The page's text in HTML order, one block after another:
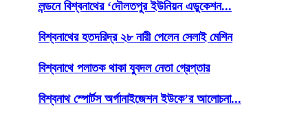
লন্ডনে বিশ্বনাথের ‘দৌলতপুর ইউনিয়ন এডুকেশন...
বিশ্বনাথের হতদরিদ্র ২৮ নারী পেলেন সেলাই মেশিন
বিশ্বনাথে পলাতক থাকা যুবদল নেতা গ্রেপ্তার
বিশ্বনাথ স্পোর্টস অর্গানাইজেশন ইউকে’র আলোচনা...